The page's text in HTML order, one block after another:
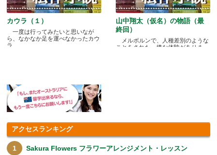
カウラ（１）
一度は行ってみたいと思いなが
ら、なかなか足を運べなかったカウ
ラ.....
山中翔太（仮名）の物語（最
終回）
メルボルンで、人種差別のような
ことをされた、嫌な体験がありま
アクセスランキング
Sakura Flowers フラワーアレンジメント・レッスン